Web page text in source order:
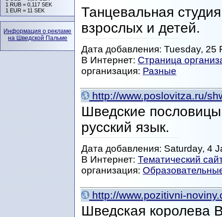
Танцевальная
взрослых и детей.
Дата добавления: Tuesday, 25
В Интернет: Страница
организация: Разные
http://www.poslovitza.ru/
Шведские
русский язык.
Дата добавления: Saturday, 4
В Интернет: Тематический
организация:
http://www.pozitivni-
Шведская королева
1 RUB = 0,117 SEK
1 EUR = 11 SEK
Информация о рекламе
на Шведской Пальме